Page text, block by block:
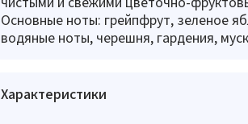
Основные ноты: грейпфрут, зеленое
водяные ноты, черешня, гардения,
Характеристики